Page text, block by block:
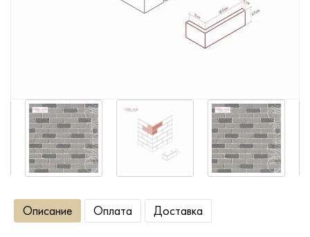
Услуги
Оплата
Портфолио
Описание Оплата Доставка